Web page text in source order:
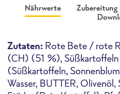
Nährwerte Zubereitung
Zutaten: Rote Bete / rote
(CH) (51 %),
(Süßkartoffeln,
Wasser, BUTTER, Olivenöl,
Ofen Highspeed-
Produkt
i